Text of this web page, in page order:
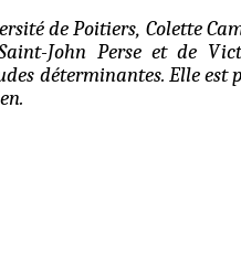
de Poitiers, Colette
John Perse et de
déterminantes. Elle